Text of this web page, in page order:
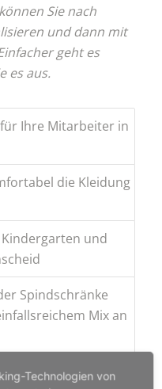
Sie nach
und dann mit
geht es
es aus.
Ihre Mitarbeiter in
die Kleidung
und
Spindschränke
Mix an
Sortiment,
Technologien von